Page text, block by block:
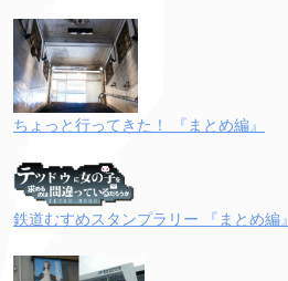
ちょっと行ってきた！ 『まとめ編』
鉄道むすめスタンプラリー 『まとめ編』